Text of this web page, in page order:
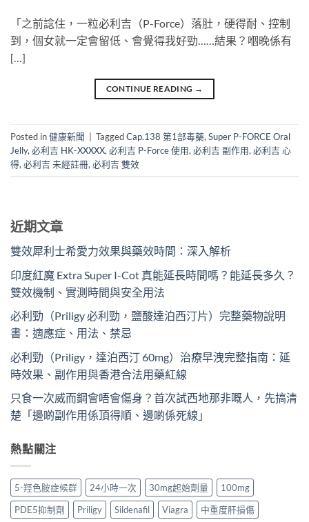
「之前諗住，一粒必利吉（P-Force）落肚，硬得耐、控制
到，個女就一定會留低、會覺得我好勁……結果？嗰晚係有
[…]
CONTINUE READING →
Posted in健康新聞 TaggedCap.138 第1部毒藥, Super P-FORCE Oral
Jelly, 必利吉 HK-XXXXX, 必利吉 P-Force 使用, 必利吉 副作用, 必利吉 心
得, 必利吉 未經註冊, 必利吉 雙效
近期文章
雙效犀利士希愛力效果與藥效時間：深入解析
印度紅魔 Extra Super I-Cot 真能延長時間嗎？能延長多久？
雙效機制、實測時間與安全用法
必利勁（Priligy 必利勁，鹽酸達泊西汀片）完整藥物說明
書：適應症、用法、禁忌
必利勁（Priligy，達泊西汀 60mg）治療早洩完整指南：延
時效果、副作用與香港合法用藥紅線
只食一次威而鋼會唔會傷身？首次試西地那非嘅人，先搞清
楚「邊啲副作用係頂得順、邊啲係死線」
熱點關注
5-羥色胺症候群 24小時一次 30mg起始劑量
100mg
PDE5抑制劑
Priligy Sildenafil Viagra
中重度肝損傷